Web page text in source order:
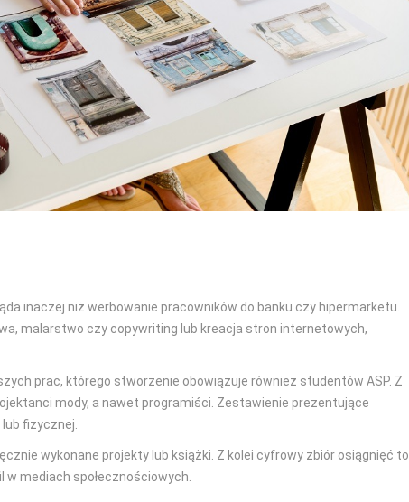
inaczej niż werbowanie pracowników do banku czy hipermarketu.
malarstwo czy copywriting lub kreacja stron internetowych,
prac, którego stworzenie obowiązuje również studentów ASP. Z
mody, a nawet programiści. Zestawienie prezentujące
fizycznej.
wykonane projekty lub książki. Z kolei cyfrowy zbiór osiągnięć to
mediach społecznościowych.